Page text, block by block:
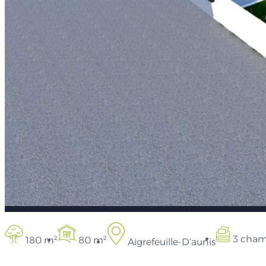
180 m² 80 m² Aigrefeuille-D’aunis 3